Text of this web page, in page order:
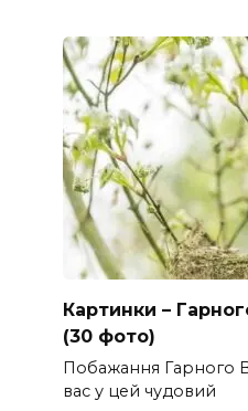
Картинки –
(30 фото)
Побажання Гарного
вас у цей чудовий